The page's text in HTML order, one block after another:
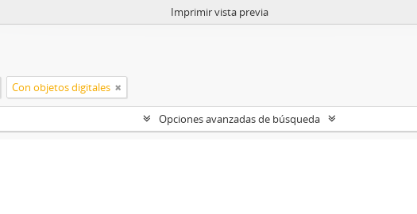
Imprimir vista previa
Con objetos digitales
Opciones avanzadas de búsqueda